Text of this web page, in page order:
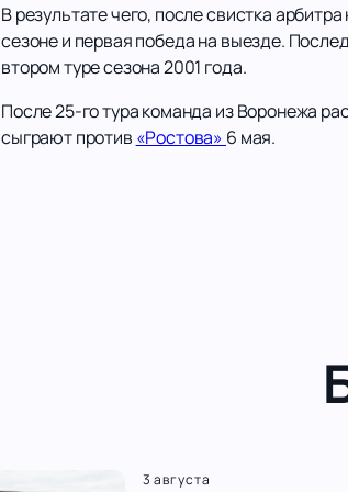
В результате чего, после свистка
сезоне и первая победа на выезде.
втором туре сезона 2001 года.
После 25-го тура команда из Воронежа
сыграют против «Ростова» 6 мая.
3 августа